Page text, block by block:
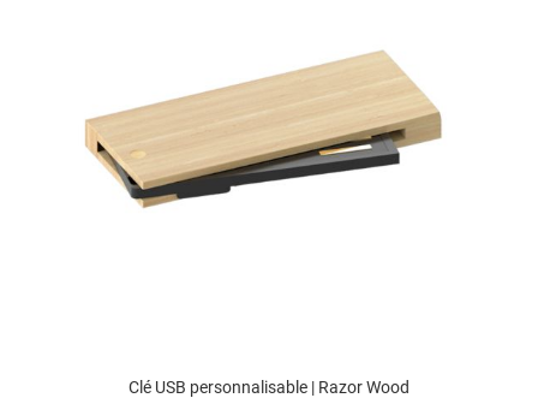
Clé USB personnalisable | Razor Wood